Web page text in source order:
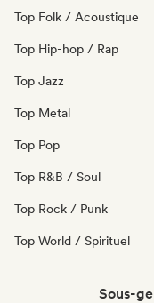
Top Folk / Acoustique
Top Hip-hop / Rap
Top Jazz
Top Metal
Top Pop
Top R&B / Soul
Top Rock / Punk
Top World / Spirituel
Sous-